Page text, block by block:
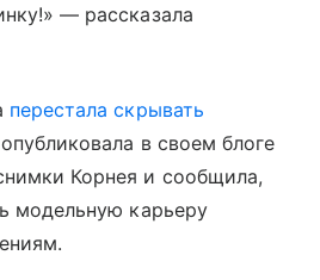
— рассказала
перестала скрывать
в своем блоге
Корнея и сообщила,
модельную карьеру